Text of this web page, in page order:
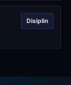
Disiplin